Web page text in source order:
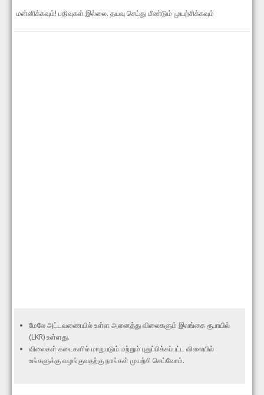
மன்னிக்கவும்! பதிவுகள் இல்லை. தயவு செய்து மீண்டும் முயற்சிக்கவும்
மேலே அட்டவணையில் உள்ள அனைத்து விலைகளும் இலங்கை ரூபாயில்
(LKR) உள்ளது.
விலைகள் கடைகளில் மாறுபடும் மற்றும் புதுப்பிக்கப்பட்ட விலையில்
உங்களுக்கு வழங்குவதற்கு நாங்கள் முயற்சி செய்வோம்.